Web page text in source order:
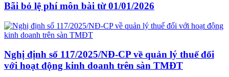
Bãi bỏ lệ phí môn bài từ 01/01/2026
Nghị định số 117/2025/NĐ-CP về quản lý thuế đối
với hoạt động kinh doanh trên sàn TMĐT